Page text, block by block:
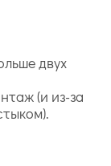
двух
(и из-за